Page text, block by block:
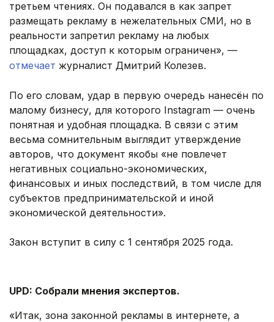
третьем чтениях. Он подавался в как запрет
размещать рекламу в нежелательных СМИ, но в
реальности запретил рекламу на любых
площадках, доступ к которым ограничен», —
отмечает журналист Дмитрий Колезев.
По его словам, удар в первую очередь нанесён по
малому бизнесу, для которого Instagram — очень
понятная и удобная площадка. В связи с этим
весьма сомнительным выглядит утверждение
авторов, что документ якобы «не повлечет
негативных социально-экономических,
финансовых и иных последствий, в том числе для
субъектов предпринимательской и иной
экономической деятельности».
Закон вступит в силу с 1 сентября 2025 года.
UPD: Собрали мнения экспертов.
«Итак, зона законной рекламы в интернете, а